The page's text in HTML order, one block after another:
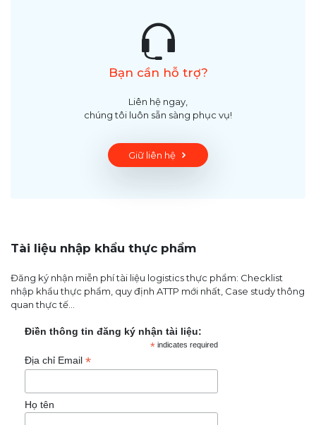
Bạn cần hỗ trợ?
Liên hệ ngay,
chúng tôi luôn sẵn sàng phục vụ!
Giữ liên hệ
Tài liệu nhập khẩu thực phẩm
Đăng ký nhận miễn phí tài liệu logistics thực phẩm: Checklist
nhập khẩu thực phẩm, quy định ATTP mới nhất, Case study thông
quan thực tế...
Điền thông tin đăng ký nhận tài liệu:
*indicates required
Địa chỉ Email *
Họ tên